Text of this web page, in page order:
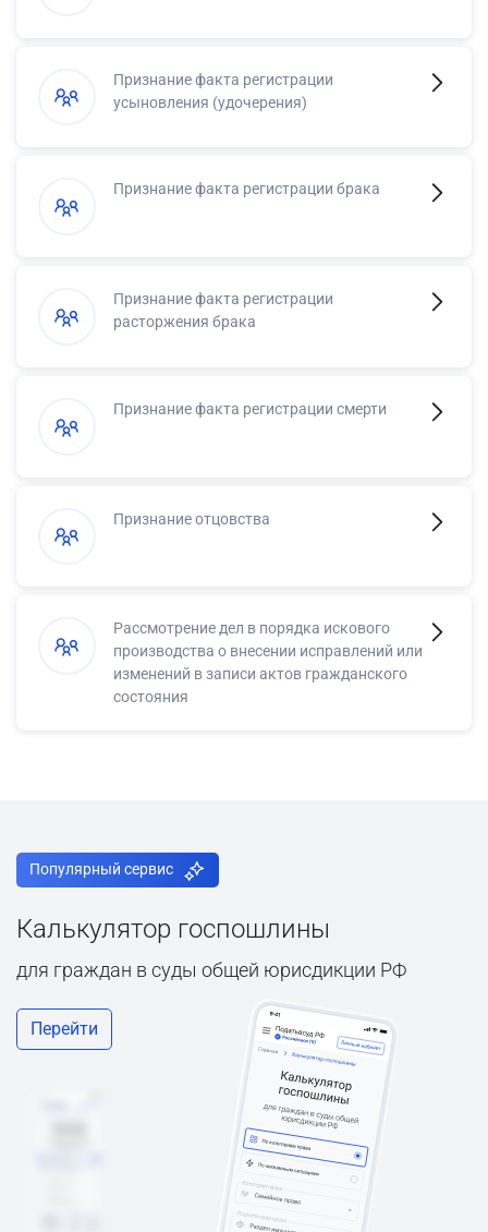
Признание факта регистрации
усыновления (удочерения)
Признание факта регистрации брака
Признание факта регистрации
расторжения брака
Признание факта регистрации смерти
Признание отцовства
Рассмотрение дел в порядка искового
производства о внесении исправлений или
изменений в записи актов гражданского
состояния
Популярный сервис
Калькулятор госпошлины
для граждан в суды общей юрисдикции РФ
Перейти